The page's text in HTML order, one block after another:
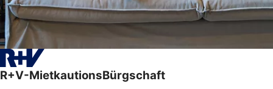
R+V-MietkautionsBürgschaft